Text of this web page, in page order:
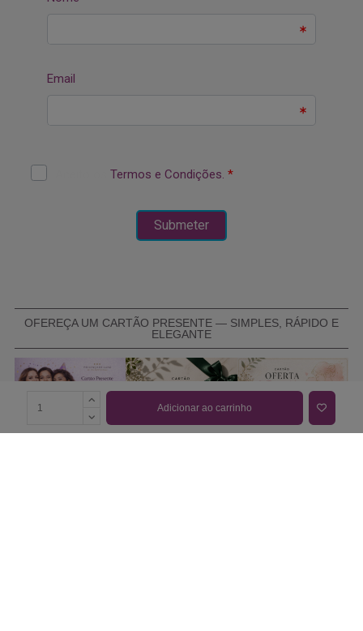
Adicionar ao carrinho
OFEREÇA UM CARTÃO PRESENTE — SIMPLES, RÁPIDO E
ELEGANTE